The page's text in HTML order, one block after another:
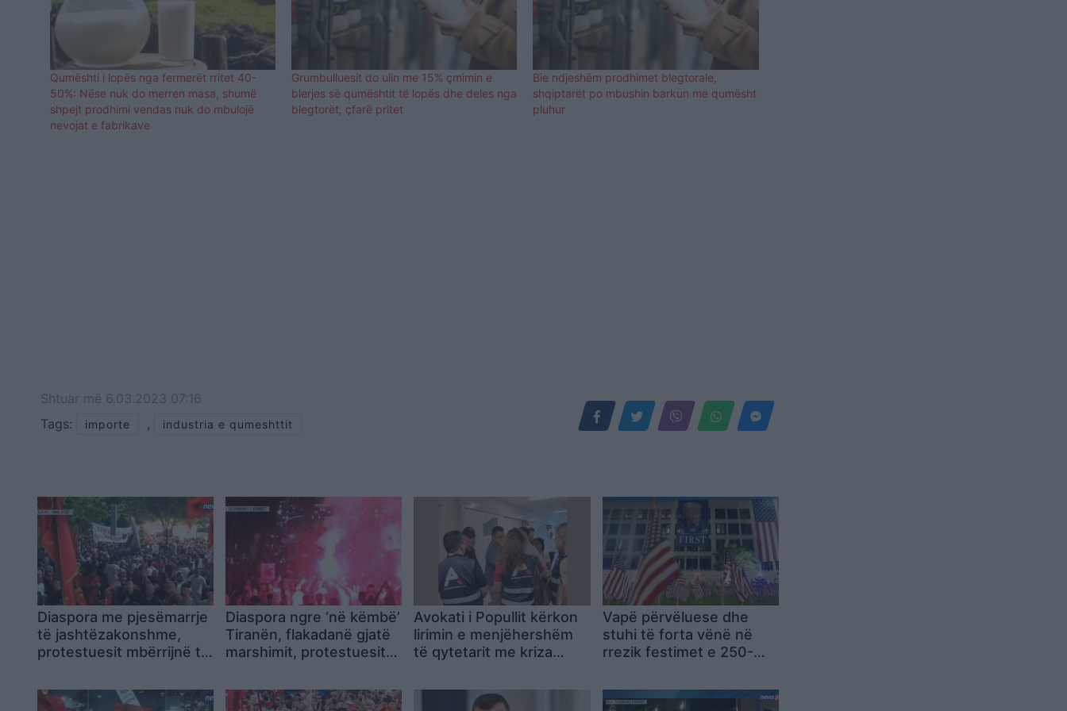
Qumështi i lopës nga fermerët rritet 40-
50%: Nëse nuk do merren masa, shumë
shpejt prodhimi vendas nuk do mbulojë
nevojat e fabrikave
Grumbulluesit do ulin me 15% çmimin e
blerjes së qumështit të lopës dhe deles nga
blegtorët, çfarë pritet
Bie ndjeshëm prodhimet blegtorale,
shqiptarët po mbushin barkun me qumësht
pluhur
Shtuar më 6.03.2023 07:16
Tags:
importe , industria e qumeshttit
Diaspora me pjesëmarrje
të jashtëzakonshme,
protestuesit mbërrijnë te
çunat! Arrestoni Ramën
Diaspora ngre ‘në këmbë’
Tiranën, flakadanë gjatë
marshimit, protestuesit
rrugët e kryeqytetit
Avokati i Popullit kërkon
lirimin e menjëhershëm
të qytetarit me kriza
rrezikon jetën
Vapë përvëluese dhe
stuhi të forta vënë në
rrezik festimet e 250-
SHBA-së